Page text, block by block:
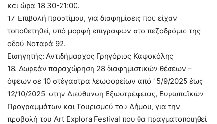
και ώρα 18:30-21:00.
17. Επιβολή προστίμου, για διαφημίσεις που είχαν
τοποθετηθεί, υπό μορφή επιγραφών στο πεζοδρόμιο της
οδού Νοταρά 92.
Εισηγητής: Αντιδήμαρχος Γρηγόριος Καψοκόλης
18. Δωρεάν παραχώρηση 28 διαφημιστικών θέσεων –
όψεων σε 10 στέγαστρα λεωφορείων από 15/9/2025 έως
12/10/2025, στην Διεύθυνση Εξωστρέφειας, Ευρωπαϊκών
Προγραμμάτων και Τουρισμού του Δήμου, για την
προβολή του Art Explora Festival που θα πραγματοποιηθεί